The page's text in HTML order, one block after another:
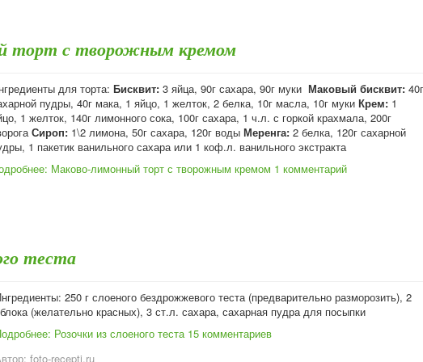
торт с творожным кремом
для торта: Бисквит: 3 яйца, 90г сахара, 90г муки Маковый бисквит: 40г
пудры, 40г мака, 1 яйцо, 1 желток, 2 белка, 10г масла, 10г муки Крем: 1
1 желток, 140г лимонного сока, 100г сахара, 1 ч.л. с горкой крахмала, 200г
Сироп: 1\2 лимона, 50г сахара, 120г воды Меренга: 2 белка, 120г сахарной
1 пакетик ванильного сахара или 1 коф.л. ванильного экстракта
Маково-лимонный торт с творожным кремом 1 комментарий
теста
250 г слоеного бездрожжевого теста (предварительно разморозить), 2
(желательно красных), 3 ст.л. сахара, сахарная пудра для посыпки
Розочки из слоеного теста 15 комментариев
foto-recepti.ru